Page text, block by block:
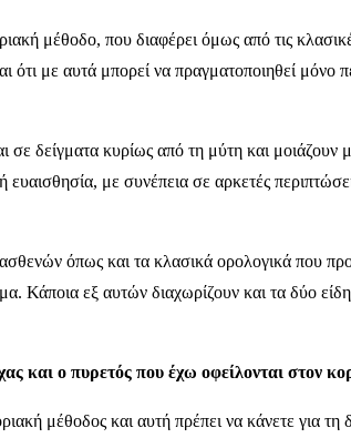
μέθοδο, που διαφέρει όμως από τις
με αυτά μπορεί να πραγματοποιηθεί
σε δείγματα κυρίως από τη μύτη και
ευαισθησία, με συνέπεια σε αρκετές
όπως και τα κλασικά ορολογικά που
Κάποια εξ αυτών διαχωρίζουν και τα δύο
και ο πυρετός που έχω οφείλονται στον
μέθοδος και αυτή πρέπει να κάνετε για